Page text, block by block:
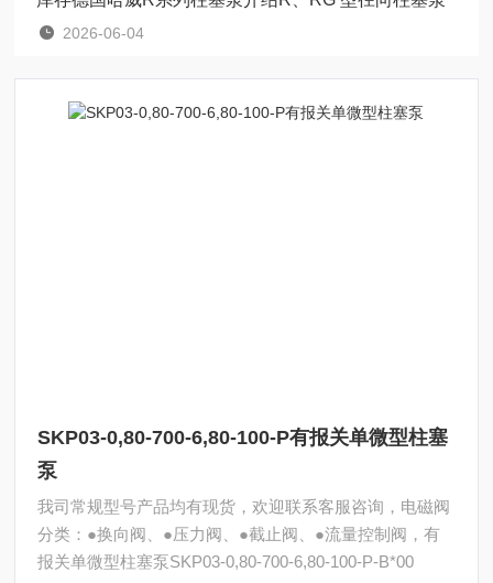
2026-06-04
SKP03-0,80-700-6,80-100-P有报关单微型柱塞
泵
我司常规型号产品均有现货，欢迎联系客服咨询，电磁阀
分类：●换向阀、●压力阀、●截止阀、●流量控制阀，有
报关单微型柱塞泵SKP03-0,80-700-6,80-100-P-B*00